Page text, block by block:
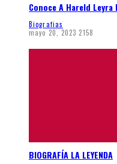
Conoce A Hareld Leyra
Biografias
mayo 20, 2023 2158
BIOGRAFÍA LA LEYENDA